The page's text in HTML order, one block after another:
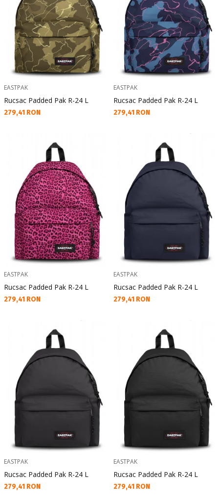
EASTPAK
Rucsac Padded Pak R-24 L
Текуща цена:
279,41 RON
EASTPAK
Rucsac Padded Pak R-24 L
Текуща цена:
279,41 RON
EASTPAK
Rucsac Padded Pak R-24 L
Текуща цена:
279,41 RON
EASTPAK
Rucsac Padded Pak R-24 L
Текуща цена:
279,41 RON
EASTPAK
Rucsac Padded Pak R-24 L
Текуща цена:
279,41 RON
EASTPAK
Rucsac Padded Pak R-24 L
Текуща цена:
279,41 RON